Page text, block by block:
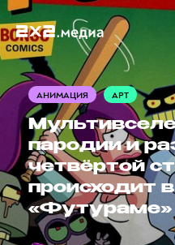
АНИМАЦИЯ АРТ
пародии и
четвёртой
происходит
«Футураме»